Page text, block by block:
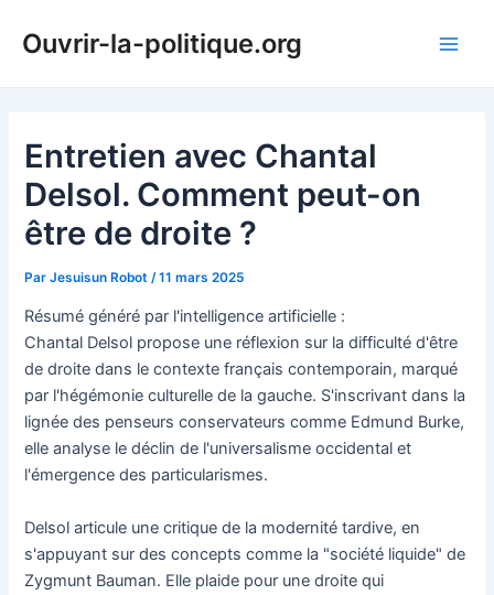
Ouvrir-la-politique.org
Entretien avec Chantal
Delsol. Comment peut-on
être de droite ?
ParJesuisun Robot /11 mars 2025
Résumé généré par l'intelligence artificielle :
Chantal Delsol propose une réflexion sur la difficulté d'être
de droite dans le contexte français contemporain, marqué
par l'hégémonie culturelle de la gauche. S'inscrivant dans la
lignée des penseurs conservateurs comme Edmund Burke,
elle analyse le déclin de l'universalisme occidental et
l'émergence des particularismes.
Delsol articule une critique de la modernité tardive, en
s'appuyant sur des concepts comme la "société liquide" de
Zygmunt Bauman. Elle plaide pour une droite qui